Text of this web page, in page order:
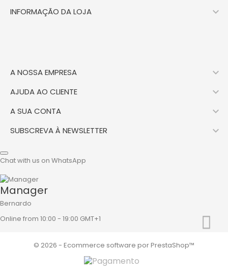
INFORMAÇÃO DA LOJA 
A NOSSA EMPRESA 
AJUDA AO CLIENTE 
A SUA CONTA 
SUBSCREVA À NEWSLETTER 
Chat with us on WhatsApp
Manager
Bernardo
Online from 10:00 - 19:00 GMT+1
© 2026 - Ecommerce software por PrestaShop™